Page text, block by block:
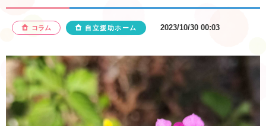
コラム 自立援助ホーム 2023/10/30 00:03